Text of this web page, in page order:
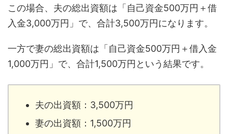
この場合、夫の総出資額は「自己資金500万円＋借
入金3,000万円」で、合計3,500万円になります。
一方で妻の総出資額は「自己資金500万円＋借入金
1,000万円」で、合計1,500万円という結果です。
夫の出資額：3,500万円
妻の出資額：1,500万円